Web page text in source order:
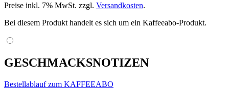
Preise inkl. 7% MwSt. zzgl. Versandkosten.
Bei diesem Produkt handelt es sich um ein Kaffeeabo-Produkt.
GESCHMACKSNOTIZEN
Bestellablauf zum KAFFEEABO